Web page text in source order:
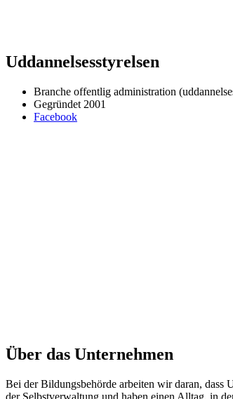
Uddannelsesstyrelsen
Branche offentlig administration
Gegründet 2001
Facebook
Über das Unternehmen
Bei der Bildungsbehörde arbeiten wir daran, dass
der Selbstverwaltung und haben einen Alltag, in